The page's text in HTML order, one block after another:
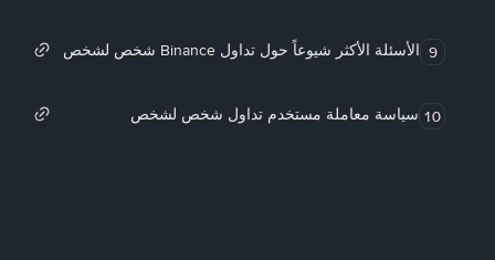
9 الأسئلة الأكثر شيوعاً حول تداول Binance شخص لشخص
10 سياسة معاملة مستخدم تداول شخص لشخص